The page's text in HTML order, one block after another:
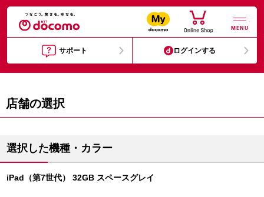
MENU
サポート ログインする
店舗の選択
選択した機種・カラー
iPad（第7世代） 32GB スペースグレイ